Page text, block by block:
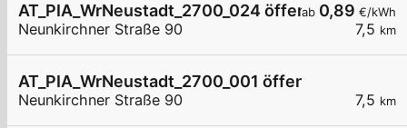
ab 0,89 €/kWh
7,5 km
AT_PIA_WrNeustadt_2700_024 öffentlich
Neunkirchner Straße 90
7,5 km
AT_PIA_WrNeustadt_2700_001 öffentlich
Neunkirchner Straße 90